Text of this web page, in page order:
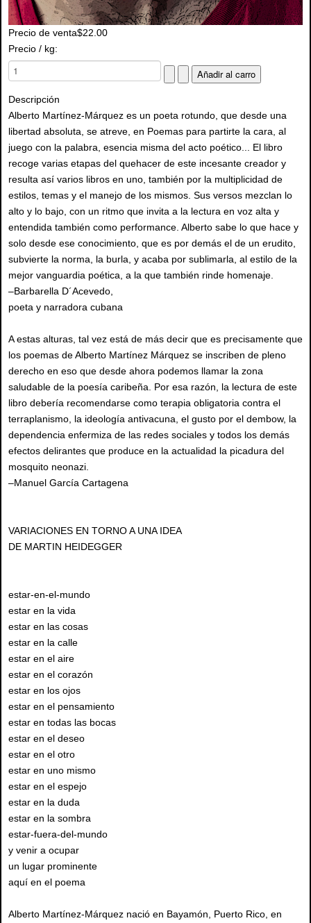
Precio de venta$22.00
Precio / kg:
Descripción
Alberto Martínez-Márquez es un poeta rotundo, que desde una
libertad absoluta, se atreve, en Poemas para partirte la cara, al
juego con la palabra, esencia misma del acto poético... El libro
recoge varias etapas del quehacer de este incesante creador y
resulta así varios libros en uno, también por la multiplicidad de
estilos, temas y el manejo de los mismos. Sus versos mezclan lo
alto y lo bajo, con un ritmo que invita a la lectura en voz alta y
entendida también como performance. Alberto sabe lo que hace y
solo desde ese conocimiento, que es por demás el de un erudito,
subvierte la norma, la burla, y acaba por sublimarla, al estilo de la
mejor vanguardia poética, a la que también rinde homenaje.
–Barbarella D´Acevedo,
poeta y narradora cubana
A estas alturas, tal vez está de más decir que es precisamente que
los poemas de Alberto Martínez Márquez se inscriben de pleno
derecho en eso que desde ahora podemos llamar la zona
saludable de la poesía caribeña. Por esa razón, la lectura de este
libro debería recomendarse como terapia obligatoria contra el
terraplanismo, la ideología antivacuna, el gusto por el dembow, la
dependencia enfermiza de las redes sociales y todos los demás
efectos delirantes que produce en la actualidad la picadura del
mosquito neonazi.
–Manuel García Cartagena
VARIACIONES EN TORNO A UNA IDEA
DE MARTIN HEIDEGGER
estar-en-el-mundo
estar en la vida
estar en las cosas
estar en la calle
estar en el aire
estar en el corazón
estar en los ojos
estar en el pensamiento
estar en todas las bocas
estar en el deseo
estar en el otro
estar en uno mismo
estar en el espejo
estar en la duda
estar en la sombra
estar-fuera-del-mundo
y venir a ocupar
un lugar prominente
aquí en el poema
Alberto Martínez-Márquez nació en Bayamón, Puerto Rico, en